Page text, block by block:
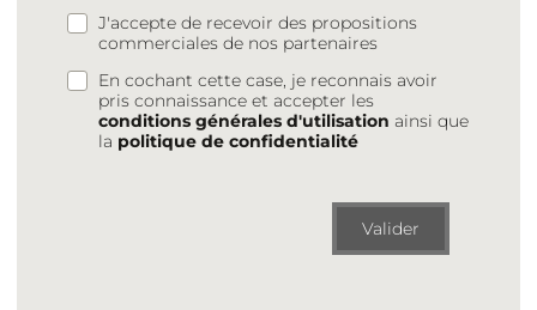
J'accepte de recevoir des propositions
commerciales de nos partenaires
En cochant cette case, je reconnais avoir
pris connaissance et accepter les
conditions générales d'utilisation ainsi que
la politique de confidentialité
Valider